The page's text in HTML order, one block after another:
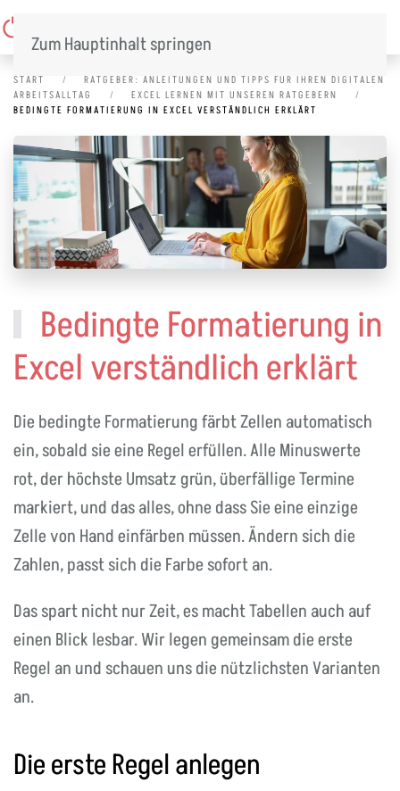
Zum Hauptinhalt springen
START
RATGEBER: ANLEITUNGEN UND TIPPS FÜR IHREN DIGITALEN
ARBEITSALLTAG
EXCEL LERNEN MIT UNSEREN RATGEBERN
BEDINGTE FORMATIERUNG IN EXCEL VERSTÄNDLICH ERKLÄRT
Bedingte Formatierung in
Excel verständlich erklärt
Die bedingte Formatierung färbt Zellen automatisch
ein, sobald sie eine Regel erfüllen. Alle Minuswerte
rot, der höchste Umsatz grün, überfällige Termine
markiert, und das alles, ohne dass Sie eine einzige
Zelle von Hand einfärben müssen. Ändern sich die
Zahlen, passt sich die Farbe sofort an.
Das spart nicht nur Zeit, es macht Tabellen auch auf
einen Blick lesbar. Wir legen gemeinsam die erste
Regel an und schauen uns die nützlichsten Varianten
an.
Die erste Regel anlegen